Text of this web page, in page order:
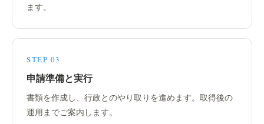
ます。
STEP 03
申請準備と実行
書類を作成し、行政とのやり取りを進めます。取得後の
運用までご案内します。